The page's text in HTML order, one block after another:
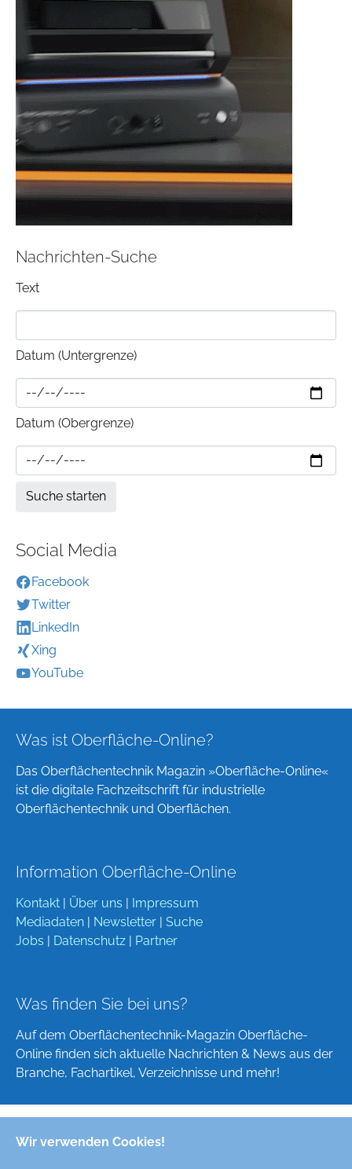
Wir verwenden Cookies!
Nachrichten-Suche
Text
Datum (Untergrenze)
Datum (Obergrenze)
Social Media
Facebook
Twitter
LinkedIn
Xing
YouTube
Was ist Oberfläche-Online?
Das Oberflächentechnik Magazin »Oberfläche-Online«
ist die digitale Fachzeitschrift für industrielle
Oberflächentechnik und Oberflächen.
Information Oberfläche-Online
Kontakt Über uns
Impressum
Mediadaten
Newsletter
Suche
Jobs
Datenschutz Partner
Was finden Sie bei uns?
Auf dem Oberflächentechnik-Magazin Oberfläche-
Online finden sich aktuelle Nachrichten & News aus der
Branche, Fachartikel, Verzeichnisse und mehr!
Deutsch